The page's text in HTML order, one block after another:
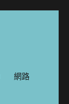
網路